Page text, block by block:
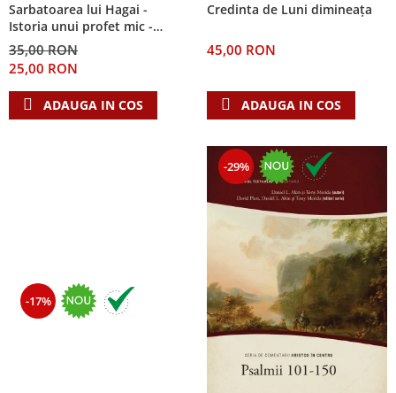
Sarbatoarea lui Hagai -
Istoria unui profet mic -
Seria: Cei 12 cutezatori
35,00 RON
25,00 RON
ADAUGA IN COS
Credinta de Luni dimineața
45,00 RON
ADAUGA IN COS
-17%
-29%